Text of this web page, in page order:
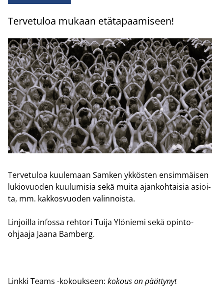
Ter­ve­tu­loa mu­kaan etä­ta­paa­mi­seen!
Ter­ve­tu­loa kuu­le­maan Sam­ken yk­kös­ten en­sim­mäi­sen
lu­kio­vuo­den kuu­lu­mi­sia sekä muita ajan­koh­tai­sia asioi­
ta, mm. kak­kos­vuo­den va­lin­nois­ta.
Lin­joil­la in­fos­sa reh­to­ri Tuija Ylö­nie­mi sekä opinto-​
ohjaaja Jaana Bam­berg.
Link­ki Teams -​kokoukseen: ko­kous on päät­ty­nyt